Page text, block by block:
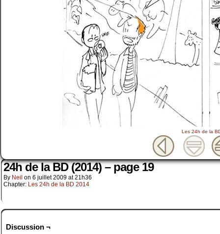
Les 24h de la
24h de la BD (2014) – page 19
By Neil on 6 juillet 2009 at21h36
Chapter: Les 24h de la BD 2014
Discussion ¬